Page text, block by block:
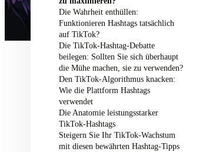
Die Wahrheit enthüllen:
Funktionieren Hashtags tatsächlich
auf TikTok?
Die TikTok-Hashtag-Debatte
beilegen: Sollten Sie sich überhaupt
die Mühe machen, sie zu verwenden?
Den TikTok-Algorithmus knacken:
Wie die Plattform Hashtags
verwendet
Die Anatomie leistungsstarker
TikTok-Hashtags
Steigern Sie Ihr TikTok-Wachstum
mit diesen bewährten Hashtag-Tipps